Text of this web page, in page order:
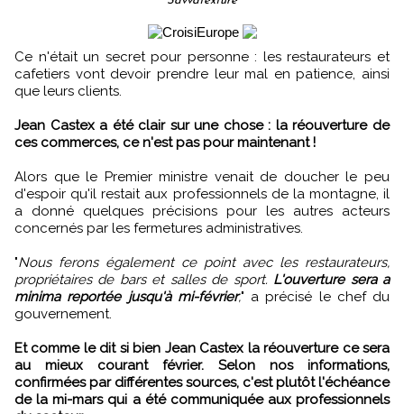
Ce n'était un secret pour personne : les restaurateurs et
cafetiers vont devoir prendre leur mal en patience, ainsi
que leurs clients.
Jean Castex a été clair sur une chose : la réouverture de
ces commerces, ce n'est pas pour maintenant !
Alors que le Premier ministre venait de doucher le peu
d'espoir qu'il restait aux professionnels de la montagne, il
a donné quelques précisions pour les autres acteurs
concernés par les fermetures administratives.
"Nous ferons également ce point avec les restaurateurs,
propriétaires de bars et salles de sport. L'ouverture sera a
minima reportée jusqu'à mi-février," a précisé le chef du
gouvernement.
Et comme le dit si bien Jean Castex la réouverture ce sera
au mieux courant février. Selon nos informations,
confirmées par différentes sources, c'est plutôt l'échéance
de la mi-mars qui a été communiquée aux professionnels